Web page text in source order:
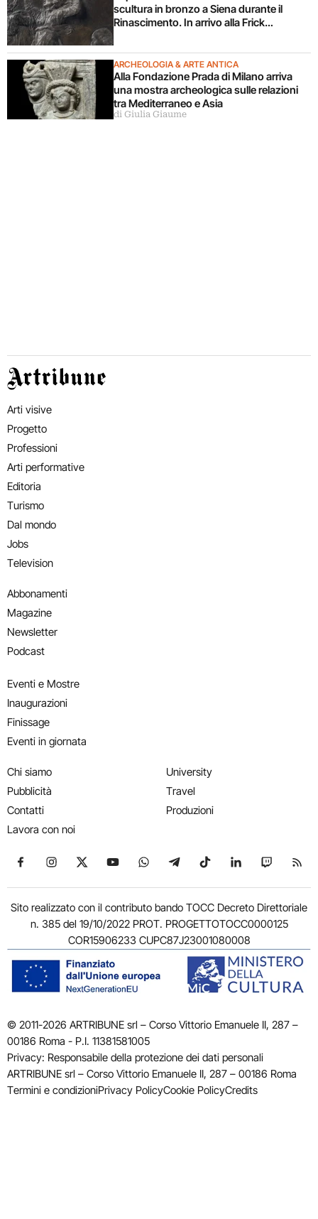
scultura in bronzo a Siena durante il
Rinascimento. In arrivo alla Frick
ARCHEOLOGIA & ARTE ANTICA
Alla Fondazione Prada di Milano arriva
una mostra archeologica sulle relazioni
tra Mediterraneo e Asia
di Giulia Giaume
Artribune
Arti visive
Progetto
Professioni
Arti performative
Editoria
Turismo
Dal mondo
Jobs
Television
Abbonamenti
Magazine
Newsletter
Podcast
Eventi e Mostre
Inaugurazioni
Finissage
Eventi in giornata
Chi siamo
Pubblicità
Contatti
Lavora con noi
University
Travel
Produzioni
Seguici su Facebook
Seguici su Instagram
Seguici su X
Seguici su YouTube
Seguici su WhatsApp
Seguici su Telegram
Seguici su TikTok
Seguici su
Seguici
Sito realizzato con il contributo bando TOCC Decreto Direttoriale
n. 385 del 19/10/2022 PROT. PROGETTOTOCC0000125
COR15906233 CUPC87J23001080008
© 2011-2026 ARTRIBUNE srl – Corso Vittorio Emanuele II, 287 –
00186 Roma - P.I. 11381581005
Privacy: Responsabile della protezione dei dati personali
ARTRIBUNE srl – Corso Vittorio Emanuele II, 287 – 00186 Roma
Termini e condizioniPrivacy PolicyCookie PolicyCredits